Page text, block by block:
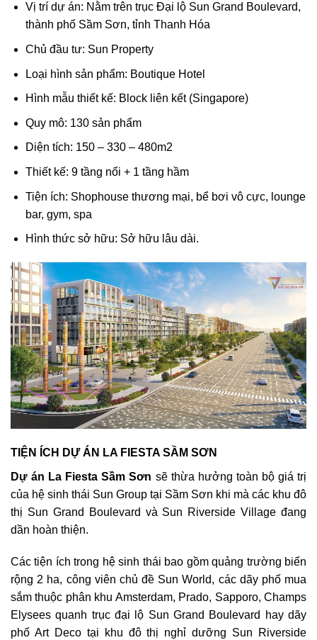
Vị trí dự án: Nằm trên trục Đại lộ Sun Grand Boulevard,
thành phố Sầm Sơn, tỉnh Thanh Hóa
Chủ đầu tư: Sun Property
Loại hình sản phẩm: Boutique Hotel
Hình mẫu thiết kế: Block liên kết (Singapore)
Quy mô: 130 sản phẩm
Diện tích: 150 – 330 – 480m2
Thiết kế: 9 tầng nổi + 1 tầng hầm
Tiện ích: Shophouse thương mại, bể bơi vô cực, lounge
bar, gym, spa
Hình thức sở hữu: Sở hữu lâu dài.
TIỆN ÍCH DỰ ÁN LA FIESTA SẦM SƠN
Dự án La Fiesta Sầm Sơn sẽ thừa hưởng toàn bộ giá trị
của hệ sinh thái Sun Group tại Sầm Sơn khi mà các khu đô
thị Sun Grand Boulevard và Sun Riverside Village đang
dần hoàn thiện.
Các tiện ích trong hệ sinh thái bao gồm quảng trường biển
rộng 2 ha, công viên chủ đề Sun World, các dãy phố mua
sắm thuộc phân khu Amsterdam, Prado, Sapporo, Champs
Elysees quanh trục đại lộ Sun Grand Boulevard hay dãy
phố Art Deco tại khu đô thị nghỉ dưỡng Sun Riverside